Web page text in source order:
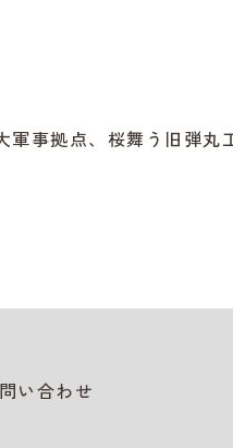
軍事拠点、桜舞う旧弾丸
い合わせ